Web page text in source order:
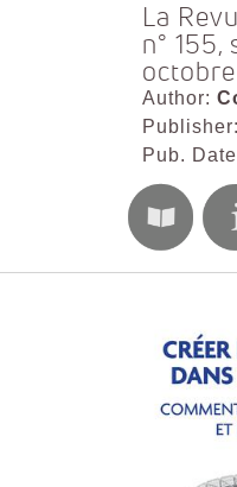
La
n°
Author:
Publisher:
Pub.